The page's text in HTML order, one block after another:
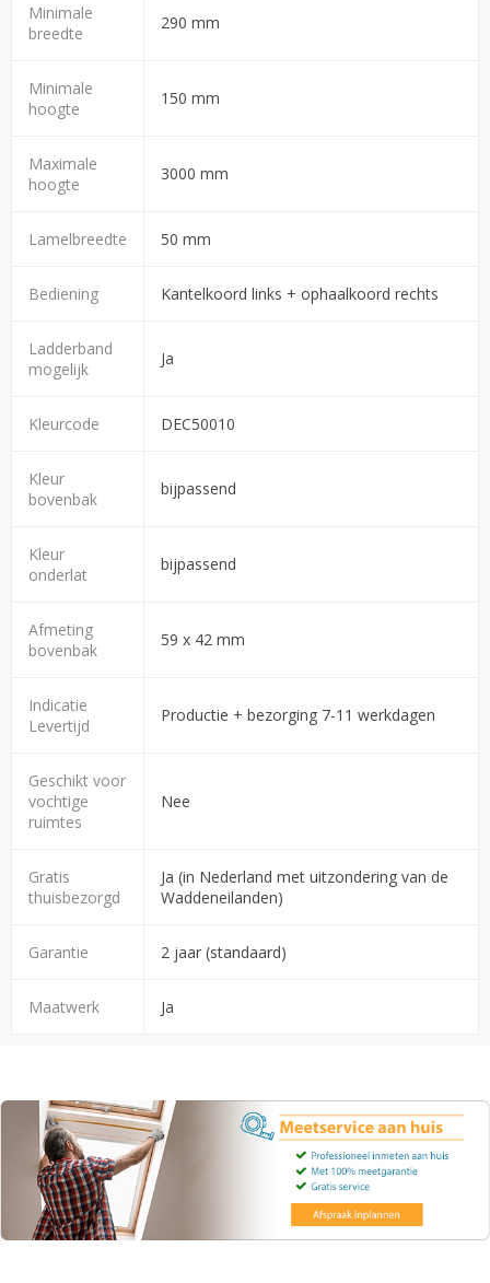
Minimale
breedte
290 mm
Minimale
hoogte
150 mm
Maximale
hoogte
3000 mm
Lamelbreedte 50 mm
Bediening Kantelkoord links + ophaalkoord rechts
Ladderband
mogelijk
Ja
Kleurcode DEC50010
Kleur
bovenbak
bijpassend
Kleur
onderlat
bijpassend
Afmeting
bovenbak
59 x 42 mm
Indicatie
Levertijd
Productie + bezorging 7-11 werkdagen
Geschikt voor
vochtige
ruimtes
Nee
Gratis
thuisbezorgd
Ja (in Nederland met uitzondering van de
Waddeneilanden)
Garantie 2 jaar (standaard)
Maatwerk Ja